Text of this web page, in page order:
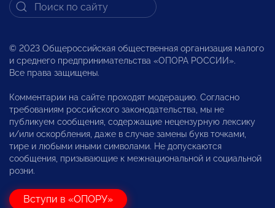
© 2023 Общероссийская общественная организация малого
и среднего предпринимательства «ОПОРА РОССИИ».
Все права защищены.
Комментарии на сайте проходят модерацию. Согласно
требованиям российского законодательства, мы не
публикуем сообщения, содержащие нецензурную лексику
и/или оскорбления, даже в случае замены букв точками,
тире и любыми иными символами. Не допускаются
сообщения, призывающие к межнациональной и социальной
розни.
Вступи в «ОПОРУ»